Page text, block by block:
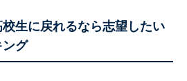
生に戻れるなら志望したい
ング